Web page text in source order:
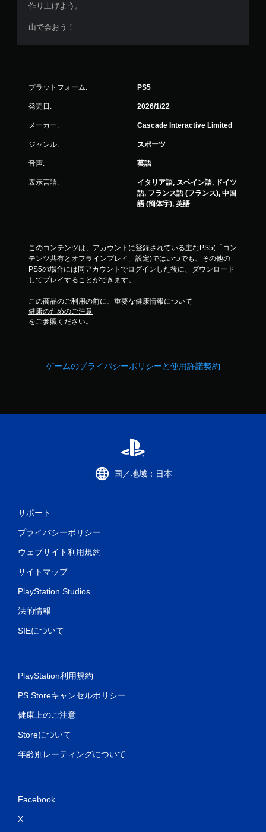
作り上げよう。
山で会おう！
プラットフォーム: PS5
発売日: 2026/1/22
メーカー: Cascade Interactive Limited
ジャンル: スポーツ
音声: 英語
表示言語:
イタリア語, スペイン語, ドイツ
語, フランス語 (フランス), 中国
語 (簡体字), 英語
このコンテンツは、アカウントに登録されている主なPS5(「コン
テンツ共有とオフラインプレイ」設定)ではいつでも、その他の
PS5の場合には同アカウントでログインした後に、ダウンロード
してプレイすることができます。
この商品のご利用の前に、重要な健康情報について
健康のためのご注意
をご参照ください。
ゲームのプライバシーポリシーと使用許諾契約
国／地域：日本
サポート
プライバシーポリシー
ウェブサイト利用規約
サイトマップ
PlayStation Studios
法的情報
SIEについて
PlayStation利用規約
PS Storeキャンセルポリシー
健康上のご注意
Storeについて
年齢別レーティングについて
Facebook
X